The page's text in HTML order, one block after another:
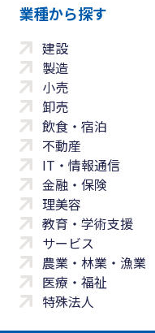
業種から探す
建設
製造
小売
卸売
飲食・宿泊
不動産
IT・情報通信
金融・保険
理美容
教育・学術支援
サービス
農業・林業・漁業
医療・福祉
特殊法人